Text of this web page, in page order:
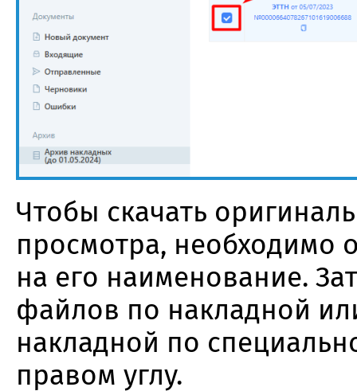
Чтобы скачать
просмотра, необходимо
на его наименование.
файлов по накладной
накладной по
правом углу.